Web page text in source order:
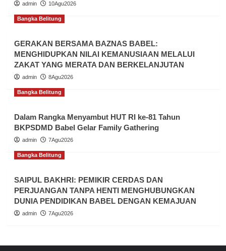
admin 10Agu2026
Bangka Belitung
GERAKAN BERSAMA BAZNAS BABEL:
MENGHIDUPKAN NILAI KEMANUSIAAN MELALUI
ZAKAT YANG MERATA DAN BERKELANJUTAN
admin 8Agu2026
Bangka Belitung
Dalam Rangka Menyambut HUT RI ke-81 Tahun
BKPSDMD Babel Gelar Family Gathering
admin 7Agu2026
Bangka Belitung
SAIPUL BAKHRI: PEMIKIR CERDAS DAN
PERJUANGAN TANPA HENTI MENGHUBUNGKAN
DUNIA PENDIDIKAN BABEL DENGAN KEMAJUAN
admin 7Agu2026